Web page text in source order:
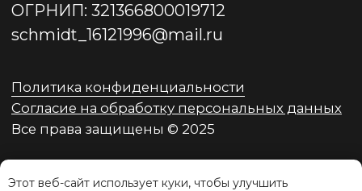
Этот веб-сайт использует куки, чтобы улучшить